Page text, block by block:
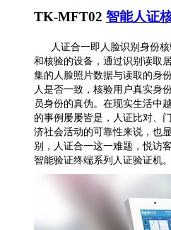
TK-MFT02 智能人证
人证合一即人脸识别身份
和核验的设备，通过识别读取
集的人脸照片数据与读取的身
人是否一致，核验用户真实身
员身份的真伪。在现实生活中
的事例屡屡皆是，人证比对、
济社会活动的可靠性来说，也
别，人证合一这一难题，悦访
智能验证终端系列人证验证机。